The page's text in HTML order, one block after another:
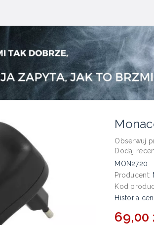
Obserwuj
Dodaj
MON2720
Producent:
Kod
Historia
69,00